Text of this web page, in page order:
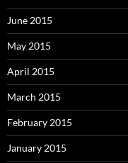
June 2015
May 2015
April 2015
March 2015
February 2015
January 2015